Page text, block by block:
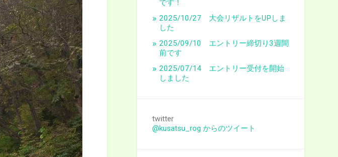
です！
2025/10/27 大会リザルトをUPしま
した
2025/09/10 エントリー締切り3週間
前です
2025/07/14 エントリー受付を開始
しました
twitter
@kusatsu_rog からのツイート